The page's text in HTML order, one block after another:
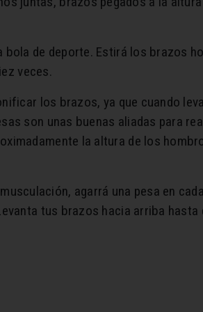
bola de deporte. Estirá los brazos
veces.
los brazos, ya que cuando
son unas buenas aliadas para
la altura de los
agarrá una pesa en
tus brazos hacia arriba